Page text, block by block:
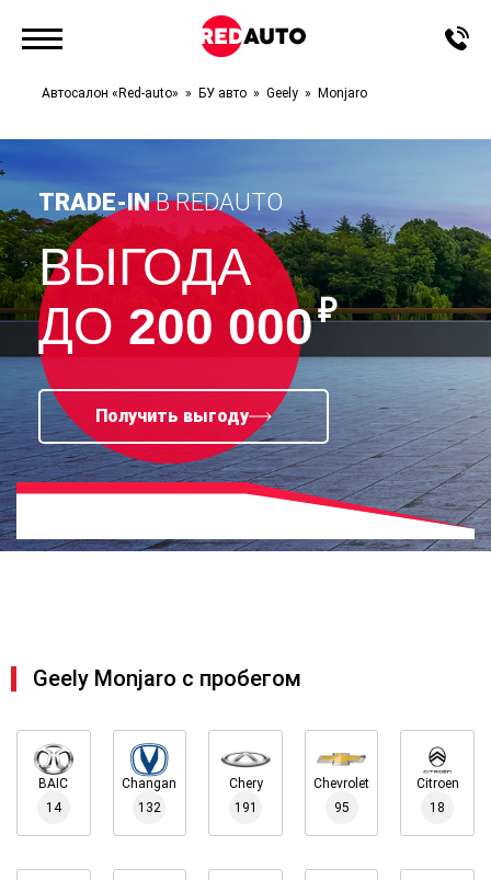
Автосалон «Red-auto» БУ авто Geely Monjaro
TRADE-INВ REDAUTO
ВЫГОДА
ДО 200 000₽
Получить выгоду
Geely Monjaro с пробегом
BAIC
14
Changan
132
Chery
191
Chevrolet
95
Citroen
18